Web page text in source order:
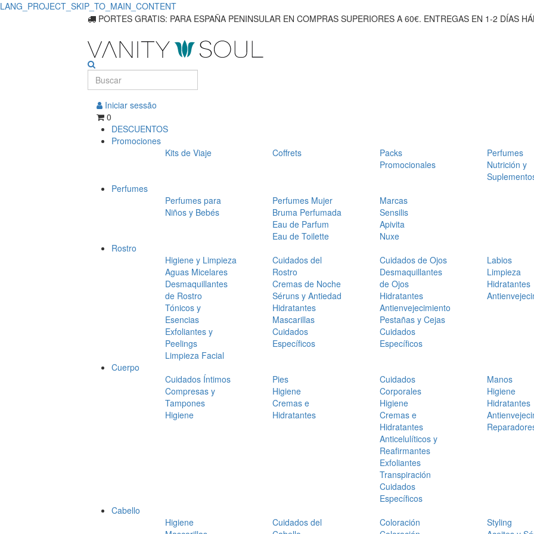
LANG_PROJECT_SKIP_TO_MAIN_CONTENT
PORTES GRATIS: PARA ESPAÑA PENINSULAR EN COMPRAS SUPERIORES A 60€. ENTREGAS EN 1-2 DÍAS
Iniciar sessão
0
DESCUENTOS
Promociones
Kits de Viaje
Coffrets
Packs
Promocionales
Perfumes
Nutrición y
Perfumes
Perfumes para
Niños y Bebés
Perfumes Mujer
Bruma Perfumada
Eau de Parfum
Eau de Toilette
Marcas
Sensilis
Apivita
Nuxe
Rostro
Higiene y Limpieza
Aguas Micelares
Desmaquillantes
de Rostro
Tónicos y
Esencias
Exfoliantes y
Peelings
Limpieza Facial
Cuidados del
Rostro
Cremas de Noche
Séruns y Antiedad
Hidratantes
Mascarillas
Cuidados
Específicos
Cuidados de Ojos
Desmaquillantes
de Ojos
Hidratantes
Antienvejecimiento
Pestañas y Cejas
Cuidados
Específicos
Labios
Limpieza
Hidratantes
Cuerpo
Cuidados Íntimos
Compresas y
Tampones
Higiene
Pies
Higiene
Cremas e
Hidratantes
Cuidados
Corporales
Higiene
Cremas e
Hidratantes
Anticelulíticos y
Reafirmantes
Exfoliantes
Transpiración
Cuidados
Específicos
Manos
Higiene
Hidratantes
Cabello
Higiene
Cuidados del
Coloración
Styling